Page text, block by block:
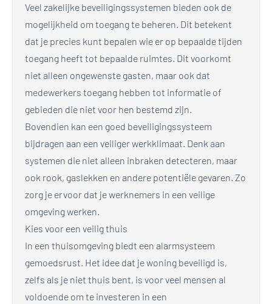
Veel zakelijke beveiligingssystemen bieden ook de
mogelijkheid om toegang te beheren. Dit betekent
dat je precies kunt bepalen wie er op bepaalde tijden
toegang heeft tot bepaalde ruimtes. Dit voorkomt
niet alleen ongewenste gasten, maar ook dat
medewerkers toegang hebben tot informatie of
gebieden die niet voor hen bestemd zijn.
Bovendien kan een goed beveiligingssysteem
bijdragen aan een veiliger werkklimaat. Denk aan
systemen die niet alleen inbraken detecteren, maar
ook rook, gaslekken en andere potentiële gevaren. Zo
zorg je ervoor dat je werknemers in een veilige
omgeving werken.
Kies voor een veilig thuis
In een thuisomgeving biedt een alarmsysteem
gemoedsrust. Het idee dat je woning beveiligd is,
zelfs als je niet thuis bent, is voor veel mensen al
voldoende om te investeren in een